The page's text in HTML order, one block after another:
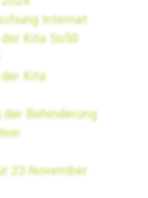
Internat
Kita So50
Kita
Behinderung
23.November